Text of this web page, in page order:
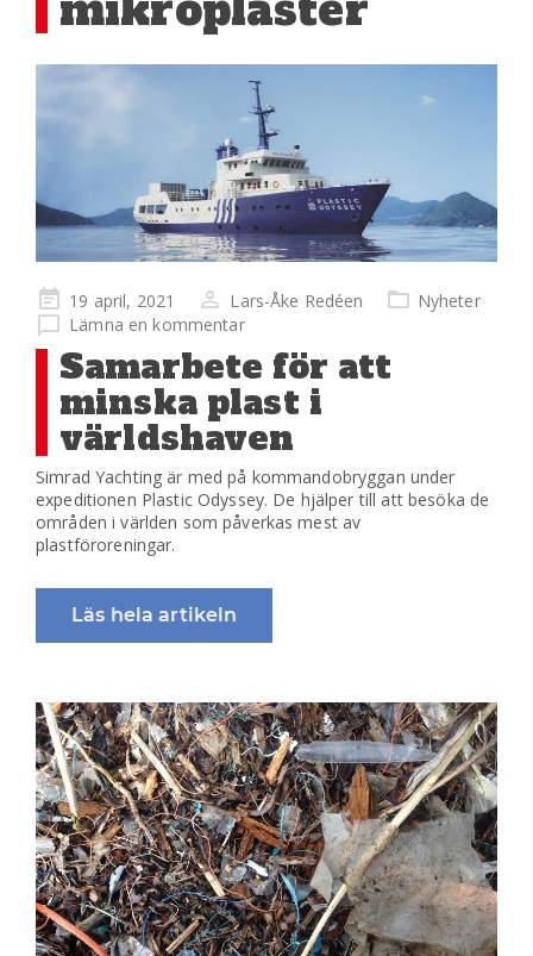
Publicerad
på
19 april, 2021 Lars-Åke Redéen
Nyheter
Lämna en kommentar
Samarbete för att
minska plast i
världshaven
Simrad Yachting är med på kommandobryggan under
expeditionen Plastic Odyssey. De hjälper till att besöka de
områden i världen som påverkas mest av
plastföroreningar.
Läs hela artikeln